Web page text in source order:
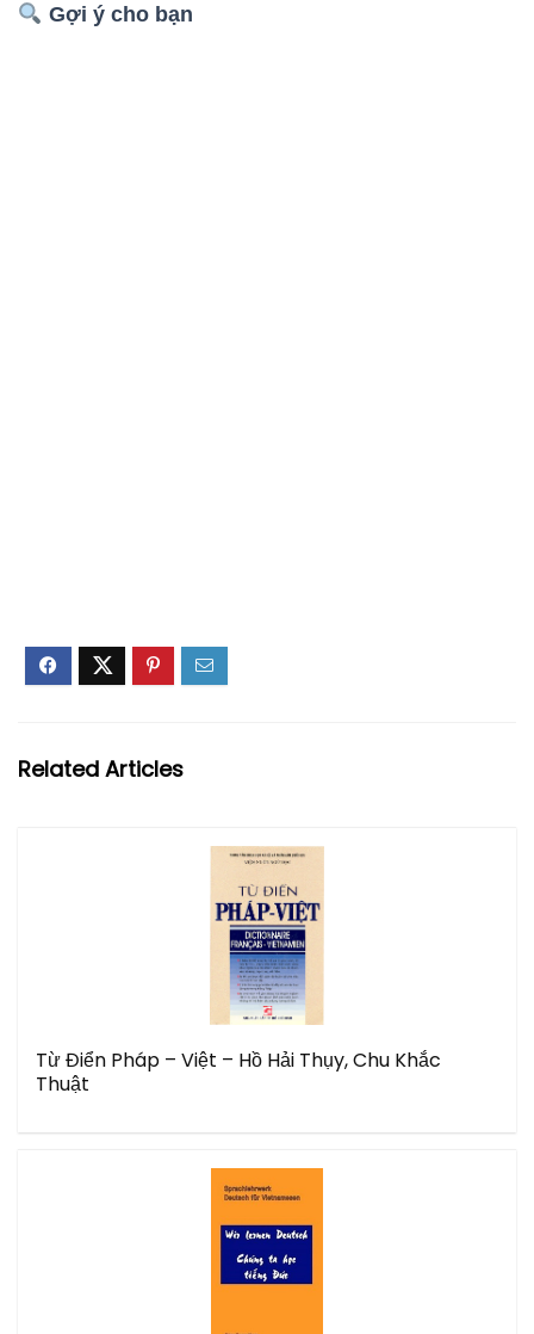
Gợi ý cho bạn
Related Articles
Từ Điển Pháp – Việt – Hồ Hải Thụy, Chu Khắc
Thuật